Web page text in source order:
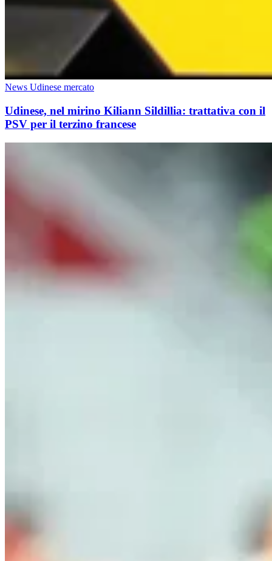
News Udinese mercato
Udinese, nel mirino Kiliann Sildillia: trattativa con il
PSV per il terzino francese